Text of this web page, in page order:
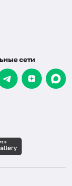
сети